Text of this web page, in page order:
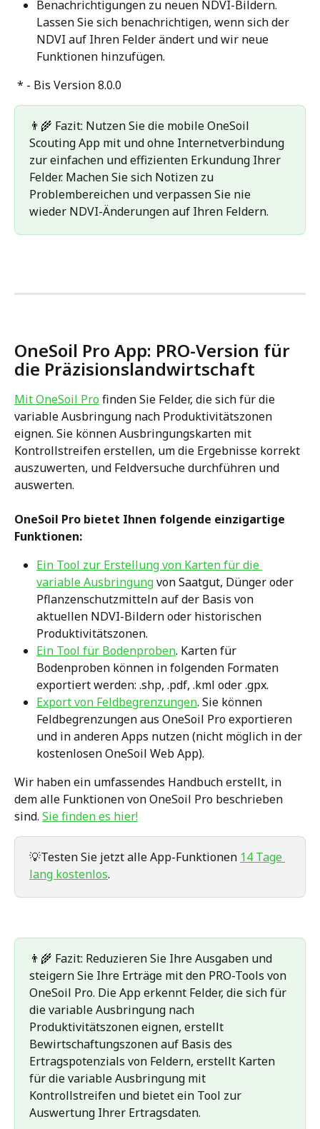
Benachrichtigungen zu neuen NDVI-Bildern.
Lassen Sie sich benachrichtigen, wenn sich der
NDVI auf Ihren Felder ändert und wir neue
Funktionen hinzufügen.
* - Bis Version 8.0.0
👨‍🌾 Fazit: Nutzen Sie die mobile OneSoil
Scouting App mit und ohne Internetverbindung
zur einfachen und effizienten Erkundung Ihrer
Felder. Machen Sie sich Notizen zu
Problembereichen und verpassen Sie nie
wieder NDVI-Änderungen auf Ihren Feldern.
OneSoil Pro App: PRO-Version für
die Präzisionslandwirtschaft
Mit OneSoil Pro finden Sie Felder, die sich für die
variable Ausbringung nach Produktivitätszonen
eignen. Sie können Ausbringungskarten mit
Kontrollstreifen erstellen, um die Ergebnisse korrekt
auszuwerten, und Feldversuche durchführen und
auswerten.
OneSoil Pro bietet Ihnen folgende einzigartige
Funktionen:
Ein Tool zur Erstellung von Karten für die
variable Ausbringung von Saatgut, Dünger oder
Pflanzenschutzmitteln auf der Basis von
aktuellen NDVI-Bildern oder historischen
Produktivitätszonen.
Ein Tool für Bodenproben. Karten für
Bodenproben können in folgenden Formaten
exportiert werden: .shp, .pdf, .kml oder .gpx.
Export von Feldbegrenzungen. Sie können
Feldbegrenzungen aus OneSoil Pro exportieren
und in anderen Apps nutzen (nicht möglich in der
kostenlosen OneSoil Web App).
Wir haben ein umfassendes Handbuch erstellt, in
dem alle Funktionen von OneSoil Pro beschrieben
sind. Sie finden es hier!
💡Testen Sie jetzt alle App-Funktionen 14 Tage
lang kostenlos.
👨‍🌾 Fazit: Reduzieren Sie Ihre Ausgaben und
steigern Sie Ihre Erträge mit den PRO-Tools von
OneSoil Pro. Die App erkennt Felder, die sich für
die variable Ausbringung nach
Produktivitätszonen eignen, erstellt
Bewirtschaftungszonen auf Basis des
Ertragspotenzials von Feldern, erstellt Karten
für die variable Ausbringung mit
Kontrollstreifen und bietet ein Tool zur
Auswertung Ihrer Ertragsdaten.